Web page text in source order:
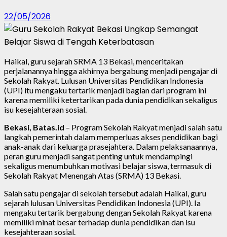
22/05/2026
Haikal, guru sejarah SRMA 13 Bekasi, menceritakan
perjalanannya hingga akhirnya bergabung menjadi pengajar di
Sekolah Rakyat. Lulusan Universitas Pendidikan Indonesia
(UPI) itu mengaku tertarik menjadi bagian dari program ini
karena memiliki ketertarikan pada dunia pendidikan sekaligus
isu kesejahteraan sosial.
Bekasi, Batas.id – Program Sekolah Rakyat menjadi salah satu
langkah pemerintah dalam memperluas akses pendidikan bagi
anak-anak dari keluarga prasejahtera. Dalam pelaksanaannya,
peran guru menjadi sangat penting untuk mendampingi
sekaligus menumbuhkan motivasi belajar siswa, termasuk di
Sekolah Rakyat Menengah Atas (SRMA) 13 Bekasi.
Salah satu pengajar di sekolah tersebut adalah Haikal, guru
sejarah lulusan Universitas Pendidikan Indonesia (UPI). Ia
mengaku tertarik bergabung dengan Sekolah Rakyat karena
memiliki minat besar terhadap dunia pendidikan dan isu
kesejahteraan sosial.